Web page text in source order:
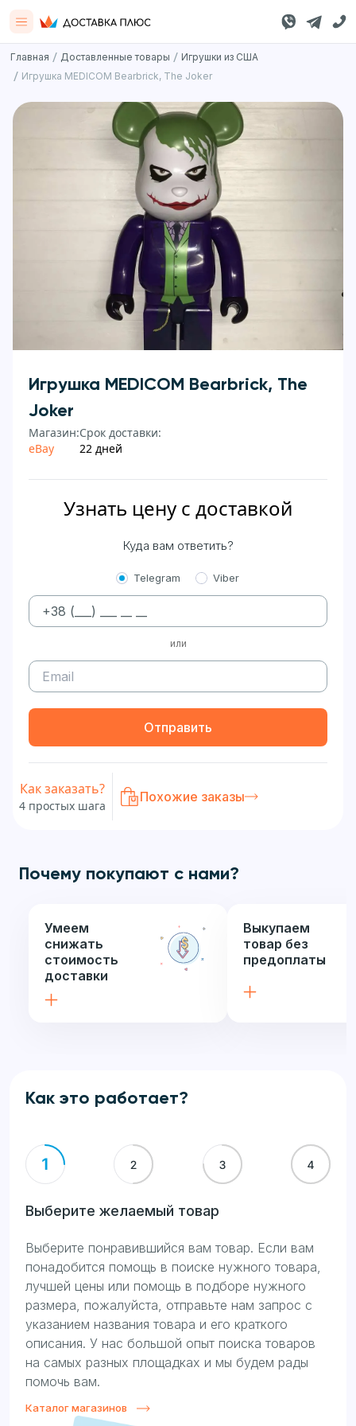
Главная / Доставленные товары / Игрушки из США
/ Игрушка MEDICOM Bearbrick, The Joker
Игрушка MEDICOM Bearbrick, The
Joker
Магазин:
eBay
Срок доставки:
22 дней
Узнать цену с доставкой
Куда вам ответить?
Telegram Viber
или
Отправить
Как заказать?
4 простых шага
Похожие заказы
Почему покупают с нами?
Умеем
снижать
стоимость
доставки
Выкупаем
товар без
предоплаты
Как это работает?
Выберите желаемый товар
Выберите понравившийся вам товар. Если вам
понадобится помощь в поиске нужного товара,
лучшей цены или помощь в подборе нужного
размера, пожалуйста, отправьте нам запрос с
указанием названия товара и его краткого
описания. У нас большой опыт поиска товаров
на самых разных площадках и мы будем рады
помочь вам.
Каталог магазинов